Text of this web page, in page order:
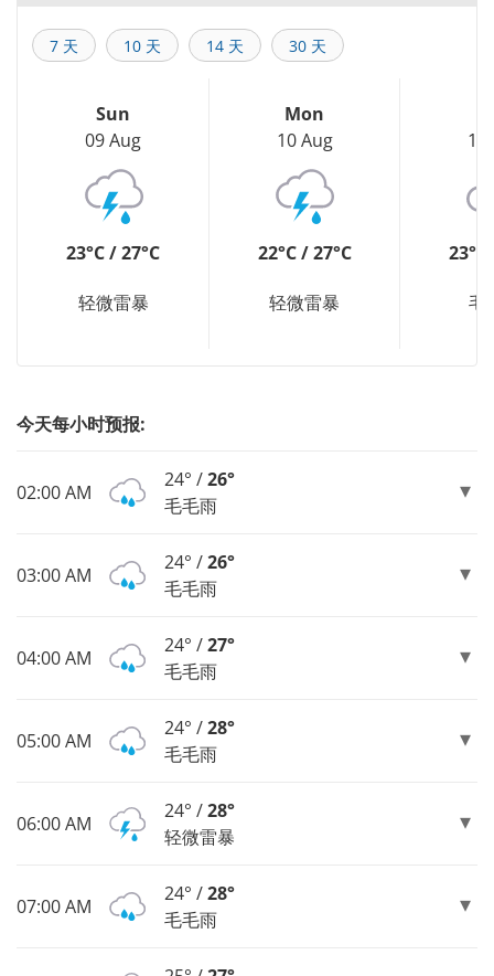
7 天 10 天 14 天 30 天
Sun
09 Aug
23°C / 27°C
轻微雷暴
Mon
10 Aug
22°C / 27°C
轻微雷暴
11
23°C
毛
今天每小时预报:
02:00 AM
24° /26°
毛毛雨
03:00 AM
24° /26°
毛毛雨
04:00 AM
24° /27°
毛毛雨
05:00 AM
24° /28°
毛毛雨
06:00 AM
24° /28°
轻微雷暴
07:00 AM
24° /28°
毛毛雨